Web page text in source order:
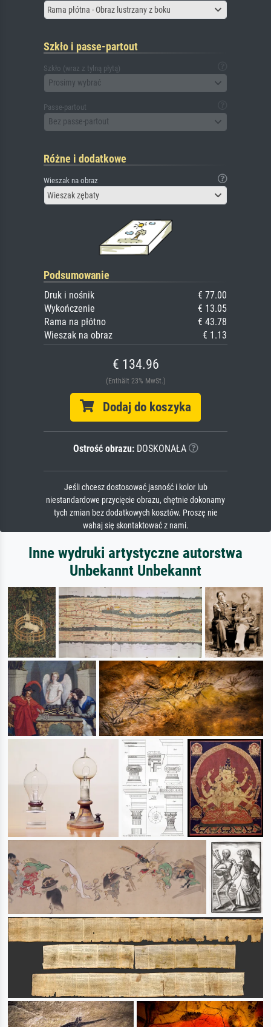
Rama płótna - Obraz lustrzany z boku
Szkło i passe-partout
Szkło (wraz z tylną płytą)
Prosimy wybrać
Passe-partout
Bez passe-partout
Różne i dodatkowe
Wieszak na obraz
Wieszak zębaty
Podsumowanie
Druk i nośnik
€ 77.00
Wykończenie
€ 13.05
Rama na płótno
€ 43.78
Wieszak na obraz
€ 1.13
€ 134.96
(Enthält 23% MwSt.)
Dodaj do koszyka
Ostrość obrazu:DOSKONAŁA
Jeśli chcesz dostosować jasność i kolor lub
niestandardowe przycięcie obrazu, chętnie dokonamy
tych zmian bez dodatkowych kosztów. Proszę nie
wahaj się skontaktować z nami.
Inne wydruki artystyczne autorstwa
Unbekannt Unbekannt